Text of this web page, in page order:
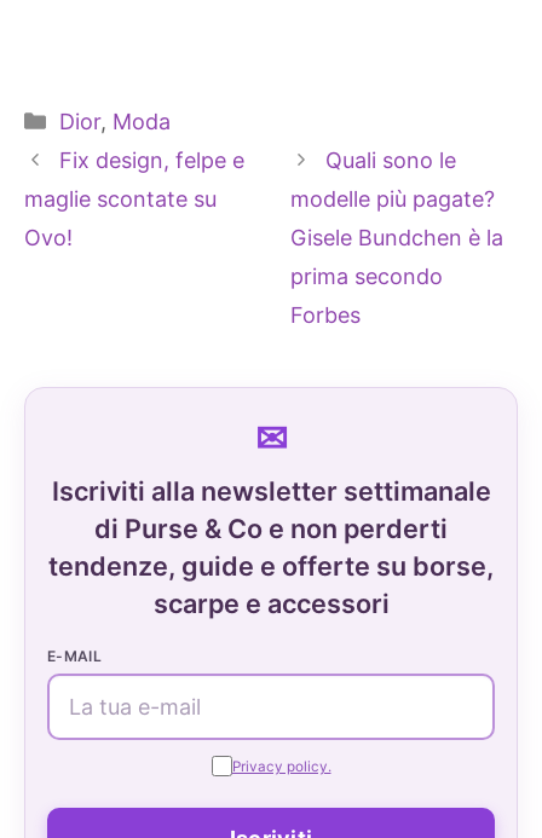
Categorie
Dior, Moda
Fix design, felpe e
maglie scontate su
Ovo!
Quali sono le
modelle più pagate?
Gisele Bundchen è la
prima secondo
Forbes
Iscriviti alla newsletter settimanale
di Purse & Co e non perderti
tendenze, guide e offerte su borse,
scarpe e accessori
E-MAIL
Privacy policy.